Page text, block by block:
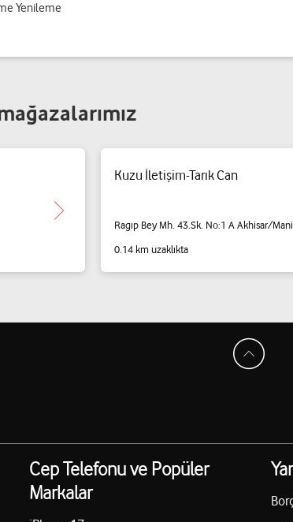
Yenileme
Kuzu İletişim-Tarık Can
Ragıp Bey Mh. 43.Sk. No:1 A Akhisar/
0.14 km uzaklıkta
Cep Telefonu ve Popüler
Markalar